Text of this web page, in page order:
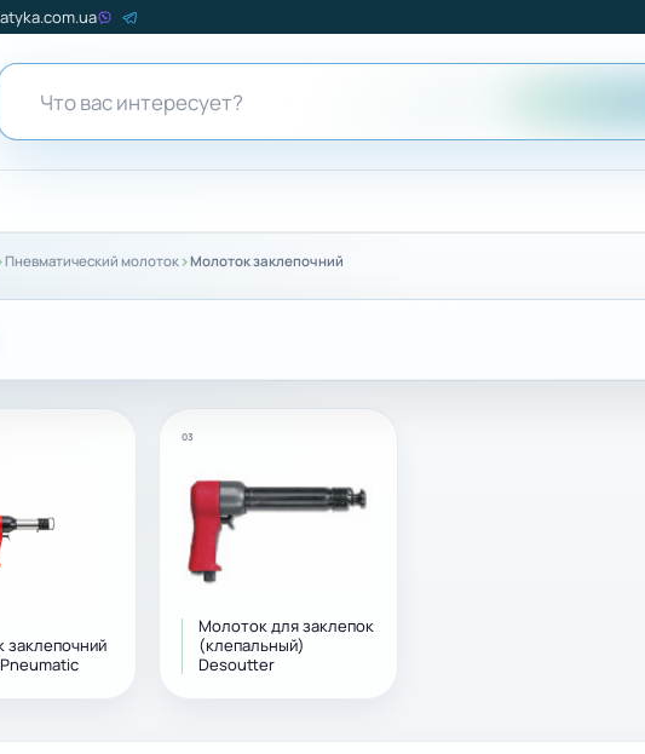
Пневматический молоток ›Молоток заклепочний
заклепочний
03
Молоток для заклепок
(клепальный)
Desoutter